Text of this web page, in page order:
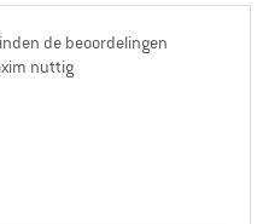
de beoordelingen
nuttig